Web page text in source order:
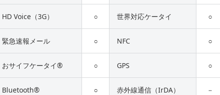
HD Voice（3G） ○ 世界対応ケータイ ○
緊急速報メール ○ NFC ○
おサイフケータイ® ○ GPS ○
Bluetooth® ○ 赤外線通信（IrDA） －